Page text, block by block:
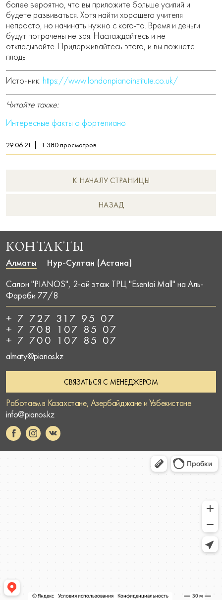
более вероятно, что вы приложите больше усилий и
будете развиваться. Хотя найти хорошего учителя
непросто, но начинать нужно с кого-то. Время и деньги
будут потрачены не зря. Наслаждайтесь и не
откладывайте. Придерживайтесь этого, и вы пожнете
плоды!
Источник: https://www.londonpianoinstitute.co.uk/
Читайте также:
Интересные факты о фортепиано
29.06.21 1 380просмотров
К НАЧАЛУ СТРАНИЦЫ
НAЗАД
КОНТАКТЫ
Алматы Нур-Султан (Астана)
Салон "PIANOS", 2-ой этаж ТРЦ "Esentai Mall" на Аль-
Фараби 77/8
+ 7 727 317 95 07
+ 7 708 107 85 07
+ 7 700 107 85 07
almaty@pianos.kz
СВЯЗАТЬСЯ С МЕНЕДЖЕРОМ
Работаем в Казахстане, Азербайджане и Узбекистане
info@pianos.kz